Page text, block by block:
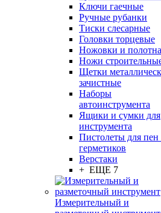
Ключи гаечные
Ручные рубанки
Тиски слесарные
Головки торцевые
Ножовки и полотна
Ножи
Щетки
зачистные
Наборы
автоинструмента
Ящики и сумки для
инструмента
Пистолеты для пен
герметиков
Верстаки
+ ЕЩЕ 7
Измерительный и